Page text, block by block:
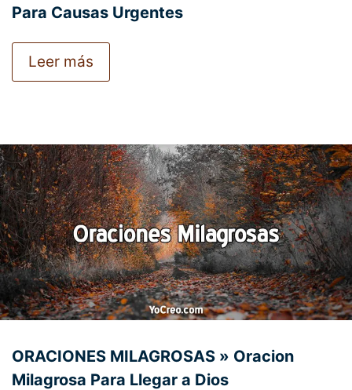
Para Causas Urgentes
Leer más
ORACIONES MILAGROSAS » Oracion
Milagrosa Para Llegar a Dios